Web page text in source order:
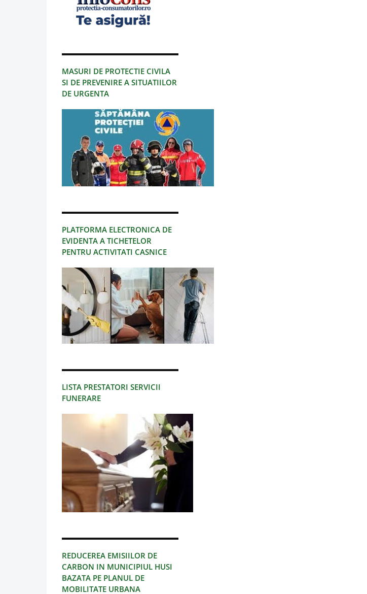
MASURI DE PROTECTIE CIVILA
SI DE PREVENIRE A SITUATIILOR
DE URGENTA
PLATFORMA ELECTRONICA DE
EVIDENTA A TICHETELOR
PENTRU ACTIVITATI CASNICE
LISTA PRESTATORI SERVICII
FUNERARE
REDUCEREA EMISIILOR DE
CARBON IN MUNICIPIUL HUSI
BAZATA PE PLANUL DE
MOBILITATE URBANA